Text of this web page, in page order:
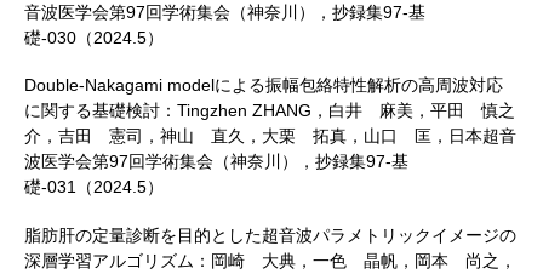
音波医学会第97回学術集会（神奈川），抄録集97-基
礎-030（2024.5）
Double-Nakagami modelによる振幅包絡特性解析の高周波対応
に関する基礎検討：Tingzhen ZHANG，白井 麻美，平田 慎之
介，吉田 憲司，神山 直久，大栗 拓真，山口 匡，日本超音
波医学会第97回学術集会（神奈川），抄録集97-基
礎-031（2024.5）
脂肪肝の定量診断を目的とした超音波パラメトリックイメージの
深層学習アルゴリズム：岡崎 大典，一色 晶帆，岡本 尚之，